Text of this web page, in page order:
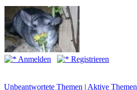
Anmelden
Registrieren
Unbeantwortete Themen | Aktive Themen